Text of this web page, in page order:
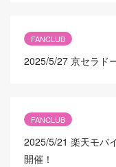
FANCLUB
2025/5/27 京セラド
FANCLUB
2025/5/21 楽天モバ
開催！